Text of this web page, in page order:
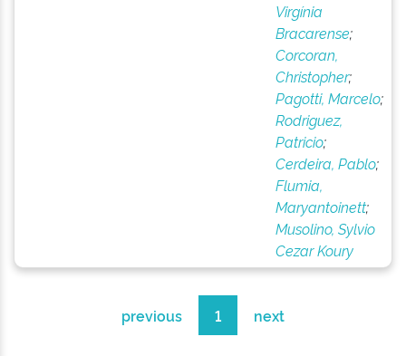
Virgínia
Bracarense;
Corcoran,
Christopher;
Pagotti, Marcelo;
Rodriguez,
Patricio;
Cerdeira, Pablo;
Flumia,
Maryantoinett;
Musolino, Sylvio
Cezar Koury
previous 1 next